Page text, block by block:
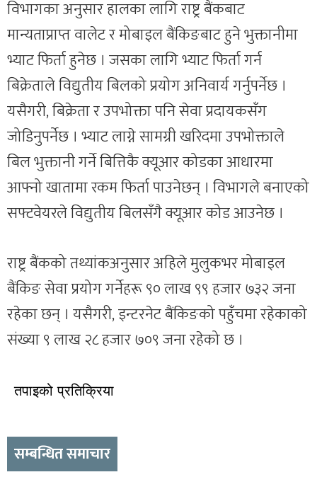
विभागका अनुसार हालका लागि राष्ट्र बैंकबाट
मान्यताप्राप्त वालेट र मोबाइल बैंकिङबाट हुने भुक्तानीमा
भ्याट फिर्ता हुनेछ । जसका लागि भ्याट फिर्ता गर्न
बिक्रेताले विद्युतीय बिलको प्रयोग अनिवार्य गर्नुपर्नेछ ।
यसैगरी, बिक्रेता र उपभोक्ता पनि सेवा प्रदायकसँग
जोडिनुपर्नेछ । भ्याट लाग्ने सामग्री खरिदमा उपभोक्ताले
बिल भुक्तानी गर्ने बित्तिकै क्यूआर कोडका आधारमा
आफ्नो खातामा रकम फिर्ता पाउनेछन् । विभागले बनाएको
सफ्टवेयरले विद्युतीय बिलसँगै क्यूआर कोड आउनेछ ।
राष्ट्र बैंकको तथ्यांकअनुसार अहिले मुलुकभर मोबाइल
बैंकिङ सेवा प्रयोग गर्नेहरू ९० लाख ९९ हजार ७३२ जना
रहेका छन् । यसैगरी, इन्टरनेट बैंकिङको पहुँचमा रहेकाको
संख्या ९ लाख २८ हजार ७०९ जना रहेको छ ।
तपाइको प्रतिक्रिया
सम्बन्धित समाचार